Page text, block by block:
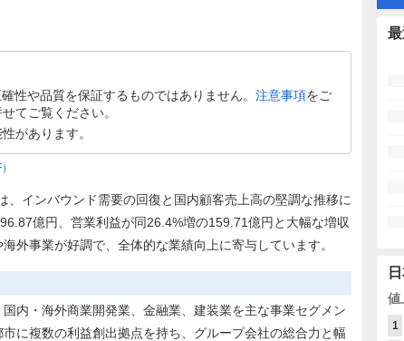
性や品質を保証するものではありません。 注意事項をご
てご覧ください。
があります。
インバウンド需要の回復と国内顧客売上高の堅調な推移に
億円、営業利益が同26.4%増の159.71億円と大幅な増収
外事業が好調で、全体的な業績向上に寄与しています。
内・海外商業開発業、金融業、建装業を主な事業セグメン
に複数の利益創出拠点を持ち、グループ会社の総合力と幅
値
1